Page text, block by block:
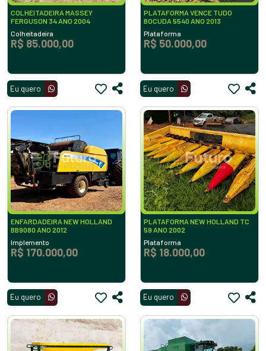
COLHEITADEIRA MASSEY
FERGUSON 34 ANO 2004
Colheitadeira
R$ 85.000,00
Eu quero
PLATAFORMA VENCE TUDO
BOCUDA 5540 ANO 2013
Plataforma
R$ 50.000,00
Eu quero
ENFARDADEIRA NEW HOLLAND
BB9080 ANO 2012
Implemento
R$ 170.000,00
Eu quero
PLATAFORMA NEW HOLLAND TC
59 ANO 2002
Plataforma
R$ 18.000,00
Eu quero